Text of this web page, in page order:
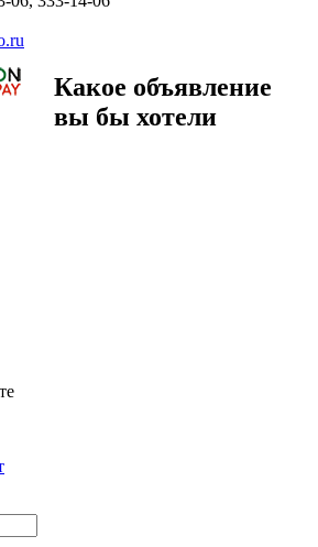
Какое объявление
вы бы хотели